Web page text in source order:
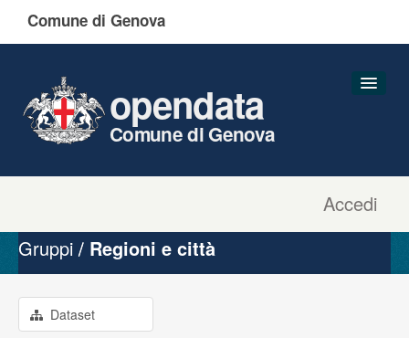
Comune di Genova
Accedi
opendata
Comune di Genova
Organizzazioni
Gruppi
Informazioni
Gruppi Regioni e città
Dataset